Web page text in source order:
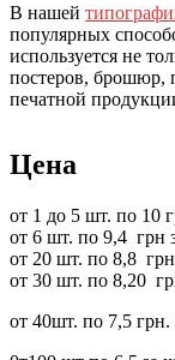
В нашей
популярных
используется не
постеров, брошюр,
печатной
Цена
от 1 до 5 шт. по 10
от 6 шт. по 9,4 грн
от 20 шт. по 8,8
от 30 шт. по 8,20
от 40шт. по 7,5 грн.